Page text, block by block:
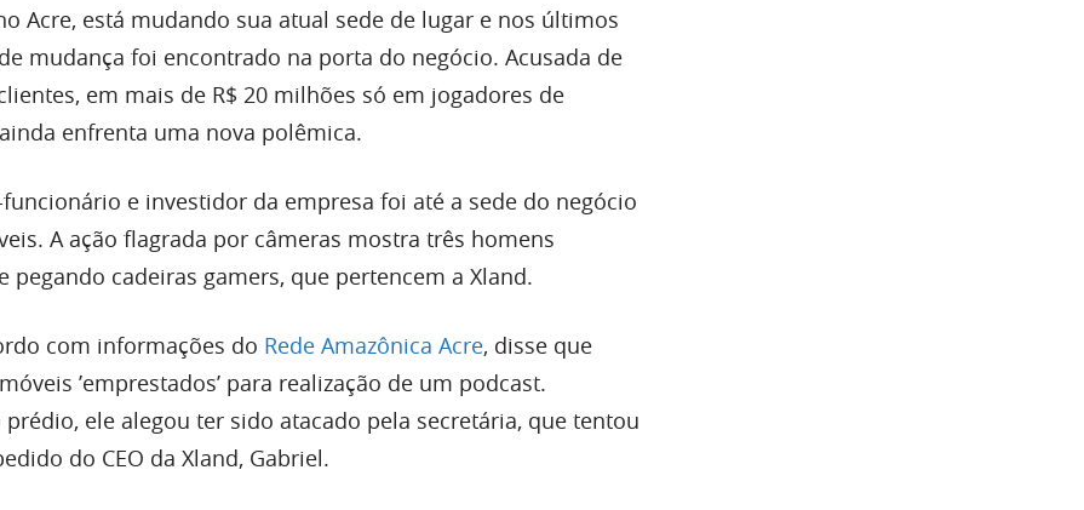
Acre, está mudando sua atual sede de lugar e nos últimos
mudança foi encontrado na porta do negócio. Acusada de
em mais de R$ 20 milhões só em jogadores de
enfrenta uma nova polêmica.
e investidor da empresa foi até a sede do negócio
A ação flagrada por câmeras mostra três homens
pegando cadeiras gamers, que pertencem a Xland.
com informações do Rede Amazônica Acre, disse que
’emprestados’ para realização de um podcast.
ele alegou ter sido atacado pela secretária, que tentou
do CEO da Xland, Gabriel.